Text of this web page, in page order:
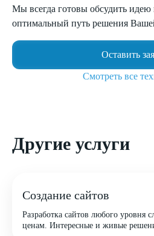
Мы всегда готовы обсудить идею
оптимальный путь решения
Оставить
Смотреть все
Другие услуги
Создание сайтов
Разработка сайтов любого уровня
ценам. Интересные и живые